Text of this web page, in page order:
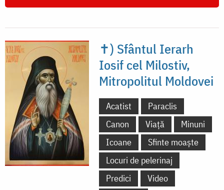
✝) Sfântul Ierarh
Iosif cel Milostiv,
Mitropolitul Moldovei
Acatist
Paraclis
Canon
Viață
Minuni
Icoane
Sfinte moaște
Locuri de pelerinaj
Predici
Video